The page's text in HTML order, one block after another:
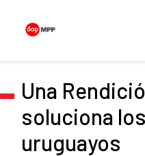
Una
soluciona
uruguayos